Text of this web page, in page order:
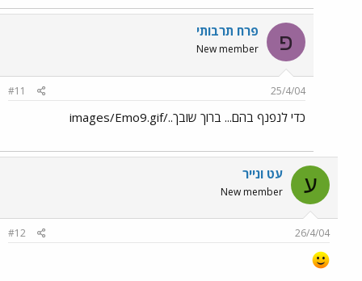
פ פרח תרבותי
New member
25/4/04
#11
כדי לנפנף בהם... ברוך שובך../images/Emo9.gif
ע עט ונייר
New member
26/4/04
#12